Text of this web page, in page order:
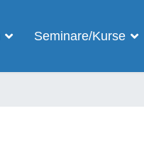
Seminare/Kurse